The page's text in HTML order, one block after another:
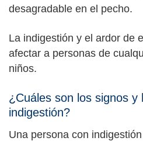
desagradable en el pecho.
La indigestión y el ardor de
afectar a personas de
niños.
¿Cuáles son los signos
indigestión?
Una persona con